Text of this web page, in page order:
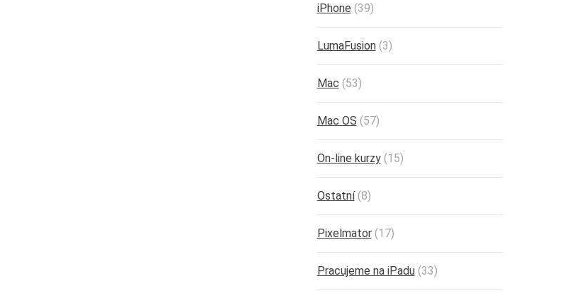
iPhone (39)
LumaFusion(3)
Mac (53)
Mac OS (57)
On-line kurzy(15)
Ostatní(8)
Pixelmator(17)
Pracujeme na iPadu(33)